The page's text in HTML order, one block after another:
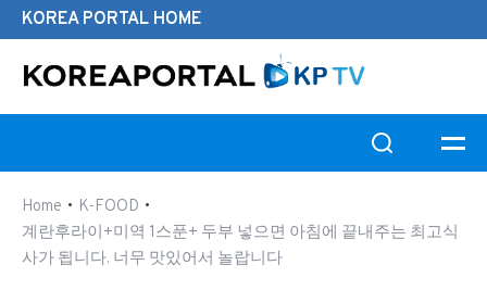
KOREA PORTAL HOME
Home • K-FOOD •
계란후라이+미역 1스푼+ 두부 넣으면 아침에 끝내주는 최고식
사가 됩니다. 너무 맛있어서 놀랍니다